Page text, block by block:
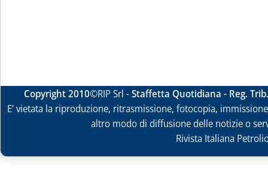
Copyright 2010©RIP Srl -Staffetta Quotidiana - Reg.
E' vietata la riproduzione, ritrasmissione, fotocopia,
altro modo di diffusione delle notizie o
Rivista Italiana